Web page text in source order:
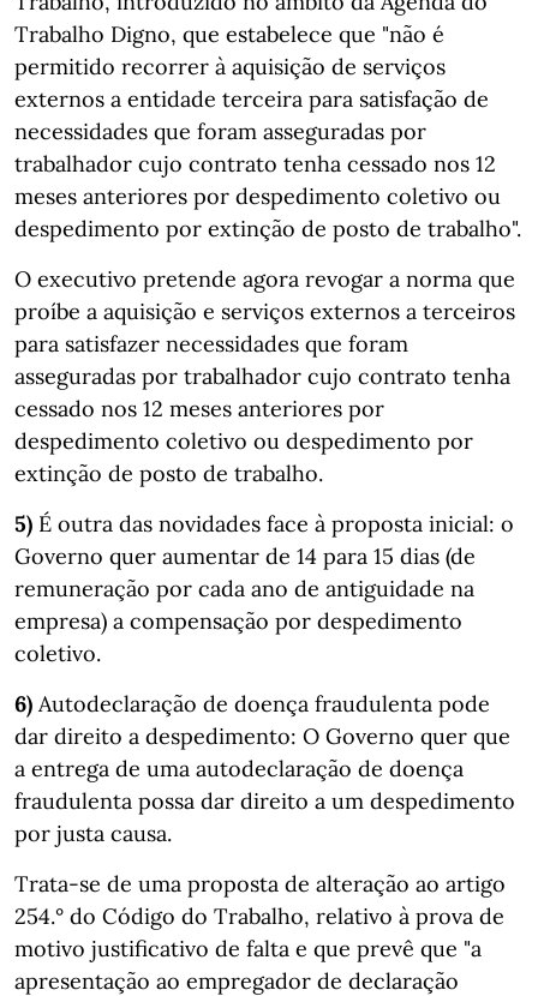
Trabalho Digno, que estabelece que "não é
permitido recorrer à aquisição de serviços
externos a entidade terceira para satisfação de
necessidades que foram asseguradas por
trabalhador cujo contrato tenha cessado nos 12
meses anteriores por despedimento coletivo ou
despedimento por extinção de posto de trabalho".
O executivo pretende agora revogar a norma que
proíbe a aquisição e serviços externos a terceiros
para satisfazer necessidades que foram
asseguradas por trabalhador cujo contrato tenha
cessado nos 12 meses anteriores por
despedimento coletivo ou despedimento por
extinção de posto de trabalho.
5) É outra das novidades face à proposta inicial: o
Governo quer aumentar de 14 para 15 dias (de
remuneração por cada ano de antiguidade na
empresa) a compensação por despedimento
coletivo.
6) Autodeclaração de doença fraudulenta pode
dar direito a despedimento: O Governo quer que
a entrega de uma autodeclaração de doença
fraudulenta possa dar direito a um despedimento
por justa causa.
Trata-se de uma proposta de alteração ao artigo
254.° do Código do Trabalho, relativo à prova de
motivo justificativo de falta e que prevê que "a
apresentação ao empregador de declaração